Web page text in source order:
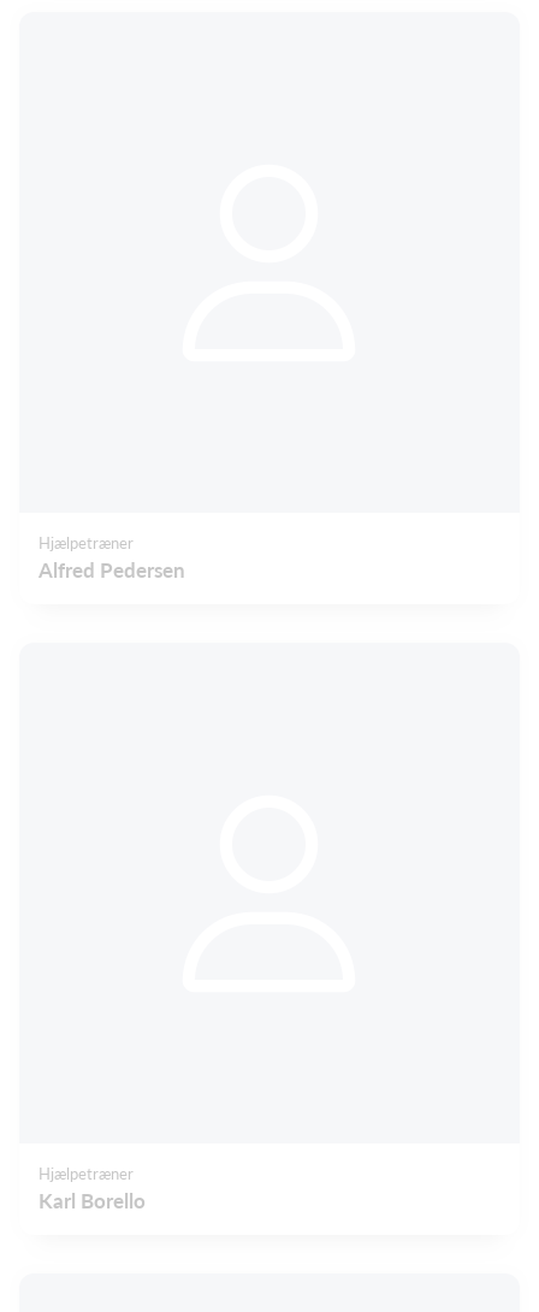
Hjælpetræner
Alfred Pedersen
Hjælpetræner
Karl Borello